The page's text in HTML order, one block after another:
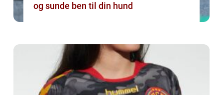
og sunde ben til din hund